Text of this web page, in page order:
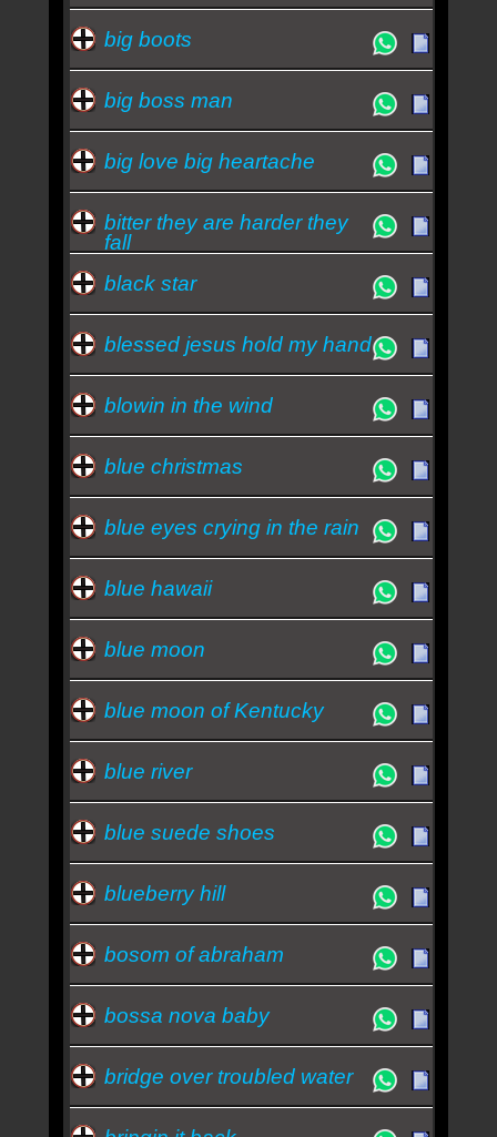
big boots
big boss man
big love big heartache
bitter they are harder they
fall
black star
blessed jesus hold my hand
blowin in the wind
blue christmas
blue eyes crying in the rain
blue hawaii
blue moon
blue moon of Kentucky
blue river
blue suede shoes
blueberry hill
bosom of abraham
bossa nova baby
bridge over troubled water